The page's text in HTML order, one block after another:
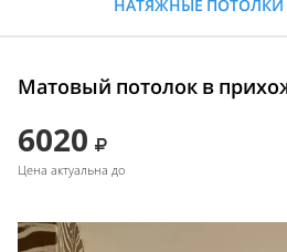
НАТЯЖНЫЕ
Матовый потолок в
6020
Цена актуальна до